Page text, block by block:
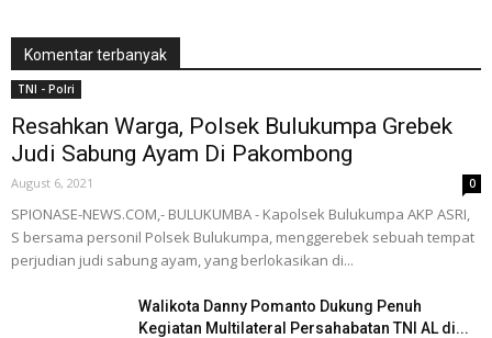
Komentar terbanyak
TNI - Polri
Resahkan Warga, Polsek Bulukumpa Grebek
Judi Sabung Ayam Di Pakombong
August 6, 2021 0
SPIONASE-NEWS.COM,- BULUKUMBA - Kapolsek Bulukumpa AKP ASRI,
S bersama personil Polsek Bulukumpa, menggerebek sebuah tempat
perjudian judi sabung ayam, yang berlokasikan di...
Walikota Danny Pomanto Dukung Penuh
Kegiatan Multilateral Persahabatan TNI AL di...